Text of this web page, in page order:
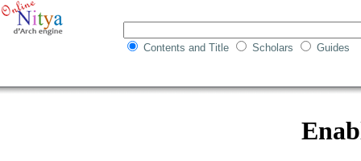
Contents and Title Scholars Guides